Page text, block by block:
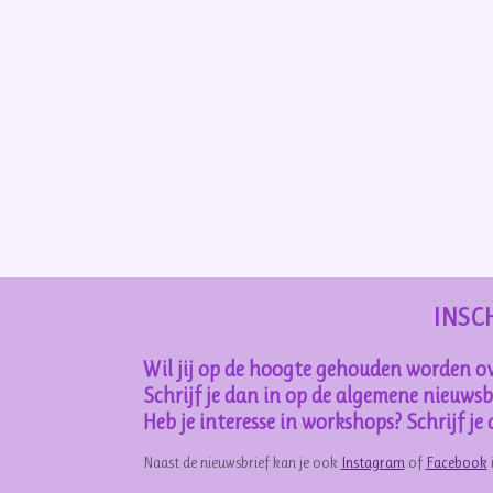
Wil jij op de hoogte gehouden worden
Schrijf je dan in op de algemene
Heb je interesse in workshops? Schrijf
Naast de nieuwsbrief kan je ook Instagramof Facebook